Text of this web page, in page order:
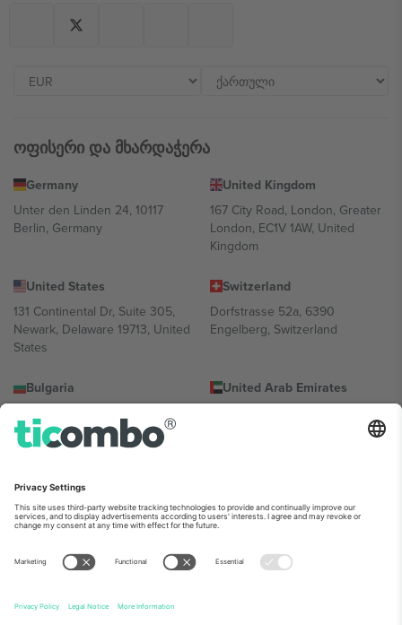
ოფისერი და მხარდაჭერა
Germany
Unter den Linden 24, 10117
Berlin, Germany
United Kingdom
167 City Road, London, Greater
London, EC1V 1AW, United
Kingdom
United States
131 Continental Dr, Suite 305,
Newark, Delaware 19713, United
States
Switzerland
Dorfstrasse 52a, 6390
Engelberg, Switzerland
Bulgaria
Totleben 53-55, 1606 Sofia,
Bulgaria
United Arab Emirates
Building A1, Office 302, Dubai,
Mexico
Av Chapultepec 360, Roma
Norte, Cuauhtémoc, 06700
Ciudad de México, CDMX,
Mexico
პლატფორმის პროვაიდერის იურიდიული პირი იცვლება